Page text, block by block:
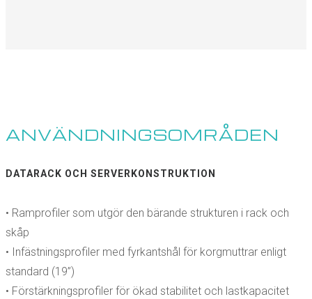
ANVÄNDNINGSOMRÅDEN
DATARACK OCH SERVERKONSTRUKTION
• Ramprofiler som utgör den bärande strukturen i rack och
skåp
• Infästningsprofiler med fyrkantshål för korgmuttrar enligt
standard (19”)
• Förstärkningsprofiler för ökad stabilitet och lastkapacitet